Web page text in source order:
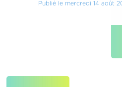
Publié le mercredi 14 août